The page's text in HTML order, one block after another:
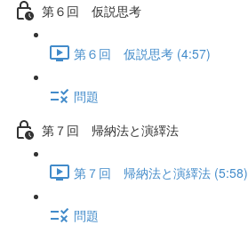
第６回 仮説思考
第６回 仮説思考 (4:57)
問題
第７回 帰納法と演繹法
第７回 帰納法と演繹法 (5:58)
問題